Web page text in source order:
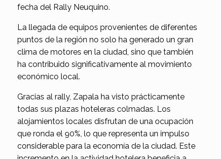
fecha del Rally Neuquino.
La llegada de equipos provenientes de diferentes
puntos de la región no solo ha generado un gran
clima de motores en la ciudad, sino que también
ha contribuido significativamente al movimiento
económico local.
Gracias al rally, Zapala ha visto prácticamente
todas sus plazas hoteleras colmadas. Los
alojamientos locales disfrutan de una ocupación
que ronda el 90%, lo que representa un impulso
considerable para la economía de la ciudad. Este